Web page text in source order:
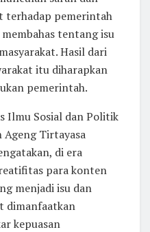
terhadap pemerintah
tentang isu
Hasil dari
itu diharapkan
pemerintah.
Ilmu Sosial dan Politik
Ageng Tirtayasa
di era
para konten
menjadi isu dan
dimanfaatkan
kepuasan